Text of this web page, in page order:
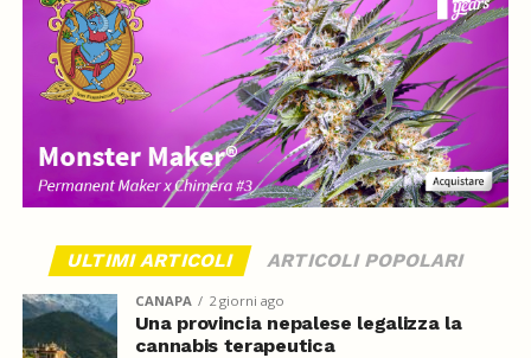
ULTIMI ARTICOLI ARTICOLI POPOLARI
CANAPA 2 giorni ago
Una provincia nepalese legalizza la
cannabis terapeutica